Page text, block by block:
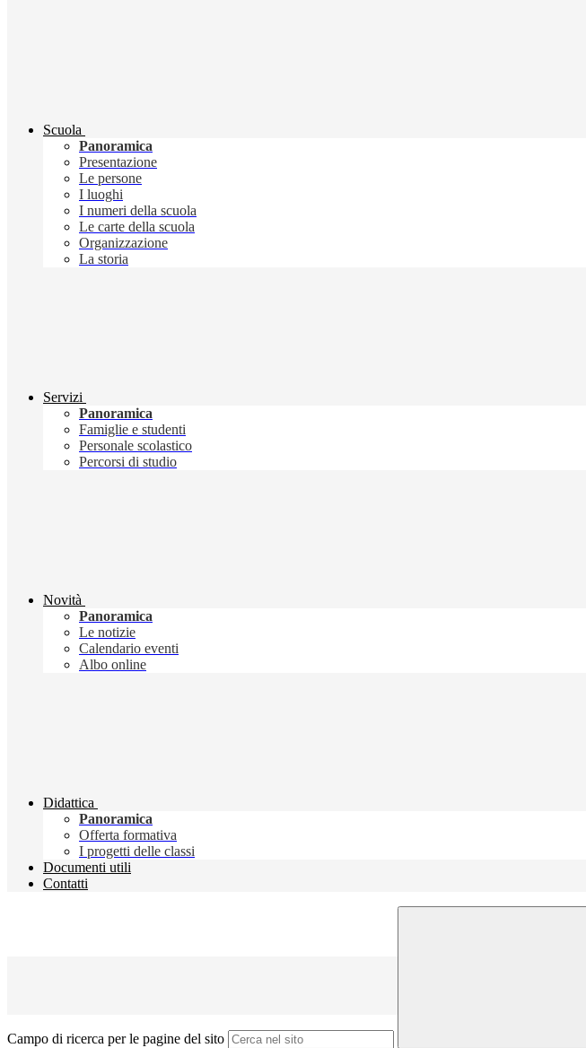
Scuola
Panoramica
Presentazione
Le persone
I luoghi
I numeri della scuola
Le carte della scuola
Organizzazione
La storia
Servizi
Panoramica
Famiglie e studenti
Personale scolastico
Percorsi di studio
Novità
Panoramica
Le notizie
Calendario eventi
Albo online
Didattica
Panoramica
Offerta formativa
I progetti delle classi
Documenti utili
Contatti
Campo di ricerca per le pagine del sito